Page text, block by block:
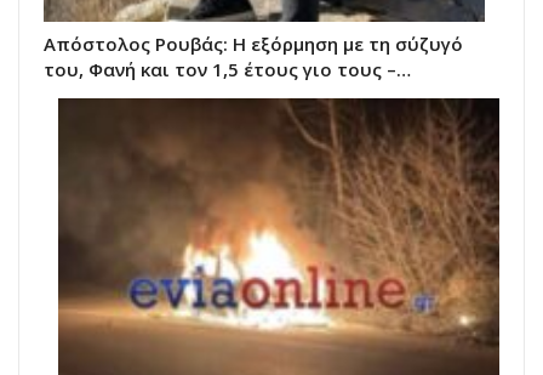
Απόστολος Ρουβάς: Η εξόρμηση με τη σύζυγό
του, Φανή και τον 1,5 έτους γιο τους –…